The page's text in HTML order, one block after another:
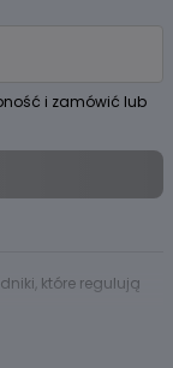
i zamówić lub
które regulują